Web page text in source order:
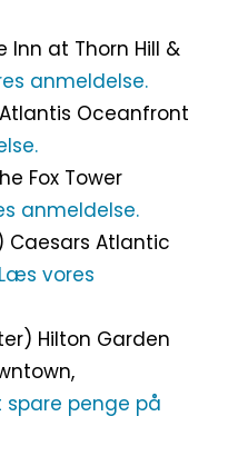
at Thorn Hill &
anmeldelse.
Oceanfront
Fox Tower
anmeldelse.
Atlantic
Læs vores
Hilton Garden
penge på